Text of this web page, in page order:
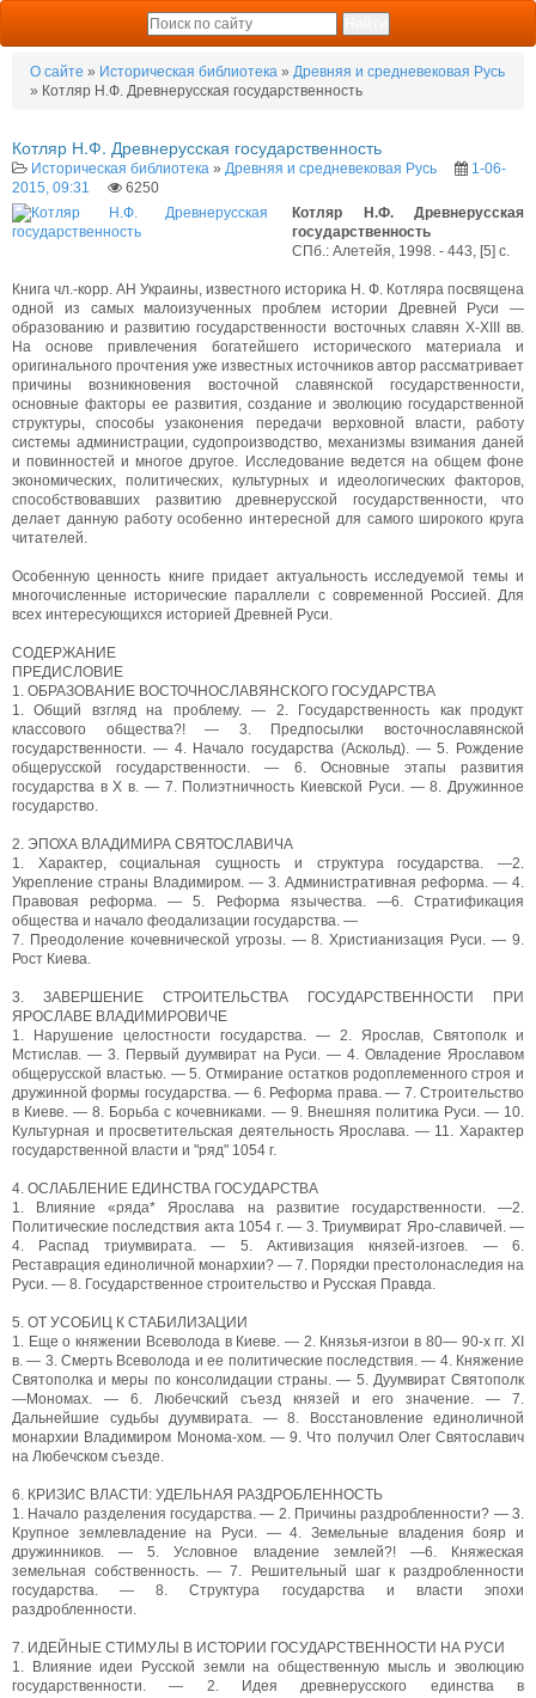
О сайте » Историческая библиотека » Древняя и средневековая Русь
» Котляр Н.Ф. Древнерусская государственность
Котляр Н.Ф. Древнерусская государственность
Историческая библиотека » Древняя и средневековая Русь
1-06-
2015, 09:31
6250
Котляр Н.Ф. Древнерусская
государственность
СПб.: Алетейя, 1998. - 443, [5] с.
Книга чл.-корр. АН Украины, известного историка Н. Ф. Котляра посвящена
одной из самых малоизученных проблем истории Древней Руси —
образованию и развитию государственности восточных славян Х-ХIII вв.
На основе привлечения богатейшего исторического материала и
оригинального прочтения уже известных источников автор рассматривает
причины возникновения восточной славянской государственности,
основные факторы ее развития, создание и эволюцию государственной
структуры, способы узаконения передачи верховной власти, работу
системы администрации, судопроизводство, механизмы взимания даней
и повинностей и многое другое. Исследование ведется на общем фоне
экономических, политических, культурных и идеологических факторов,
способствовавших развитию древнерусской государственности, что
делает данную работу особенно интересной для самого широкого круга
читателей.
Особенную ценность книге придает актуальность исследуемой темы и
многочисленные исторические параллели с современной Россией. Для
всех интересующихся историей Древней Руси.
СОДЕРЖАНИЕ
ПРЕДИСЛОВИЕ
1. ОБРАЗОВАНИЕ ВОСТОЧНОСЛАВЯНСКОГО ГОСУДАРСТВА
1. Общий взгляд на проблему. — 2. Государственность как продукт
классового общества?! — 3. Предпосылки восточнославянской
государственности. — 4. Начало государства (Аскольд). — 5. Рождение
общерусской государственности. — 6. Основные этапы развития
государства в X в. — 7. Полиэтничность Киевской Руси. — 8. Дружинное
государство.
2. ЭПОХА ВЛАДИМИРА СВЯТОСЛАВИЧА
1. Характер, социальная сущность и структура государства. —2.
Укрепление страны Владимиром. — 3. Административная реформа. — 4.
Правовая реформа. — 5. Реформа язычества. —6. Стратификация
общества и начало феодализации государства. —
7. Преодоление кочевнической угрозы. — 8. Христианизация Руси. — 9.
Рост Киева.
3. ЗАВЕРШЕНИЕ СТРОИТЕЛЬСТВА ГОСУДАРСТВЕННОСТИ ПРИ
ЯРОСЛАВЕ ВЛАДИМИРОВИЧЕ
1. Нарушение целостности государства. — 2. Ярослав, Святополк и
Мстислав. — 3. Первый дуумвират на Руси. — 4. Овладение Ярославом
общерусской властью. — 5. Отмирание остатков родоплеменного строя и
дружинной формы государства. — 6. Реформа права. — 7. Строительство
в Киеве. — 8. Борьба с кочевниками. — 9. Внешняя политика Руси. — 10.
Культурная и просветительская деятельность Ярослава. — 11. Характер
государственной власти и "ряд" 1054 г.
4. ОСЛАБЛЕНИЕ ЕДИНСТВА ГОСУДАРСТВА
1. Влияние «ряда* Ярослава на развитие государственности. —2.
Политические последствия акта 1054 г. — 3. Триумвират Яро-славичей. —
4. Распад триумвирата. — 5. Активизация князей-изгоев. — 6.
Реставрация единоличной монархии? — 7. Порядки престолонаследия на
Руси. — 8. Государственное строительство и Русская Правда.
5. ОТ УСОБИЦ К СТАБИЛИЗАЦИИ
1. Еще о княжении Всеволода в Киеве. — 2. Князья-изгои в 80— 90-х гг. XI
в. — 3. Смерть Всеволода и ее политические последствия. — 4. Княжение
Святополка и меры по консолидации страны. — 5. Дуумвират Святополк
—Мономах. — 6. Любечский съезд князей и его значение. — 7.
Дальнейшие судьбы дуумвирата. — 8. Восстановление единоличной
монархии Владимиром Монома-хом. — 9. Что получил Олег Святославич
на Любечском съезде.
6. КРИЗИС ВЛАСТИ: УДЕЛЬНАЯ РАЗДРОБЛЕННОСТЬ
1. Начало разделения государства. — 2. Причины раздробленности? — 3.
Крупное землевладение на Руси. — 4. Земельные владения бояр и
дружинников. — 5. Условное владение землей?! —6. Княжеская
земельная собственность. — 7. Решительный шаг к раздробленности
государства. — 8. Структура государства и власти эпохи
раздробленности.
7. ИДЕЙНЫЕ СТИМУЛЫ В ИСТОРИИ ГОСУДАРСТВЕННОСТИ НА РУСИ
1. Влияние идеи Русской земли на общественную мысль и эволюцию
государственности. — 2. Идея древнерусского единства в